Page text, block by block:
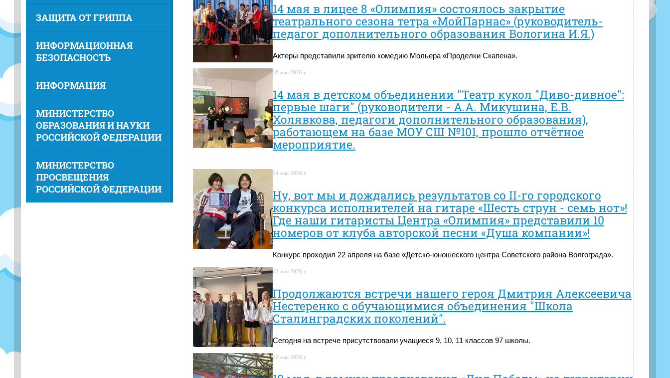
ЗАЩИТА ОТ ГРИППА
ИНФОРМАЦИОННАЯ
БЕЗОПАСНОСТЬ
ИНФОРМАЦИЯ
МИНИСТЕРСТВО
ОБРАЗОВАНИЯ И НАУКИ
РОССИЙСКОЙ ФЕДЕРАЦИИ
МИНИСТЕРСТВО
ПРОСВЕЩЕНИЯ
РОССИЙСКОЙ ФЕДЕРАЦИИ
14 мая в лицее 8 «Олимпия» состоялось закрытие
театрального сезона тетра «МойПарнас» (руководитель-
педагог дополнительного образования Вологина И.Я.)
Актеры представили зрителю комедию Мольера «Проделки Скапена».
18 мая 2026 г.
14 мая в детском объединении "Театр кукол "Диво-дивное":
первые шаги" (руководители - А.А. Микушина, Е.В.
Холявкова, педагоги дополнительного образования),
работающем на базе МОУ СШ №101, прошло отчётное
мероприятие.
14 мая 2026 г.
Ну, вот мы и дождались результатов со II-го городского
конкурса исполнителей на гитаре «Шесть струн - семь нот»!
Где наши гитаристы Центра «Олимпия» представили 10
номеров от клуба авторской песни «Душа компании»!
Конкурс проходил 22 апреля на базе «Детско-юношеского центра Советского района Волгограда».
13 мая 2026 г.
Продолжаются встречи нашего героя Дмитрия Алексеевича
Нестеренко с обучающимися объединения "Школа
Сталинградских поколений".
Сегодня на встрече присутствовали учащиеся 9, 10, 11 классов 97 школы.
12 мая 2026 г.